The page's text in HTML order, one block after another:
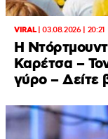
VIRAL|03.08.2026 | 20:21
Η
Καρέτσα –
γύρο – Δείτε